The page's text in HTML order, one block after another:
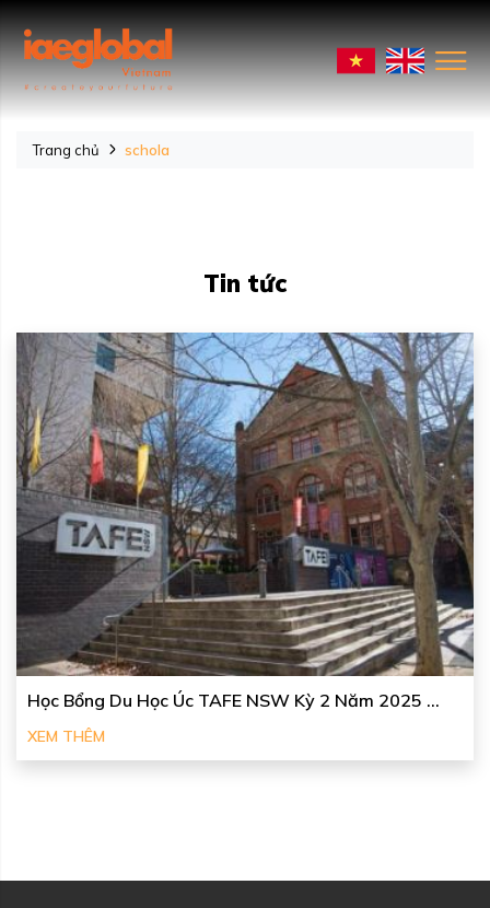
Trang chủ schola
Tin tức
Học Bổng Du Học Úc TAFE NSW Kỳ 2 Năm 2025 ...
XEM THÊM